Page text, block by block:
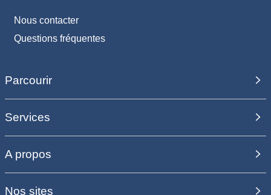
Nous contacter
Questions fréquentes
Parcourir
Services
A propos
Nos sites